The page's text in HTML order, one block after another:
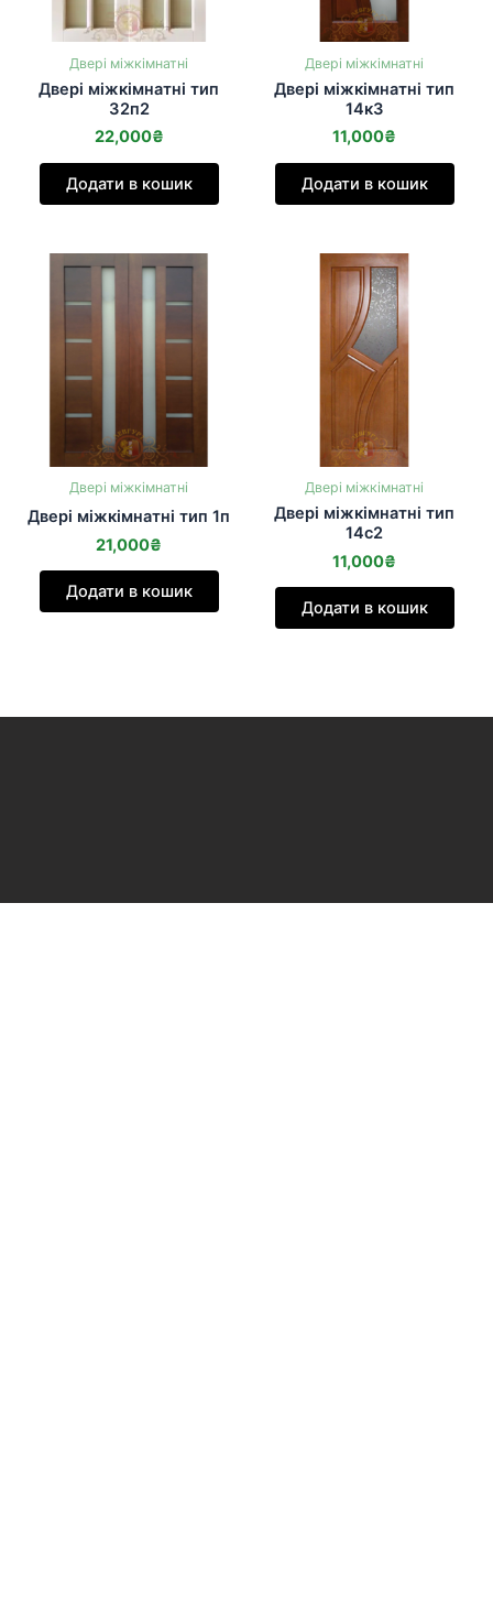
Двері міжкімнатні
Двері міжкімнатні тип
32п2
22,000₴
Додати в кошик
Двері міжкімнатні
Двері міжкімнатні тип
14к3
11,000₴
Додати в кошик
Двері міжкімнатні
Двері міжкімнатні тип 1п
21,000₴
Додати в кошик
Двері міжкімнатні
Двері міжкімнатні тип
14с2
11,000₴
Додати в кошик